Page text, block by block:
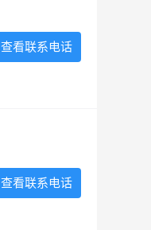
查看联系电话
查看联系电话